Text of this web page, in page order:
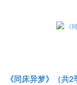
《同床异梦》（共